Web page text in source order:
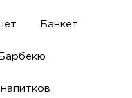
Банкет
Барбекю